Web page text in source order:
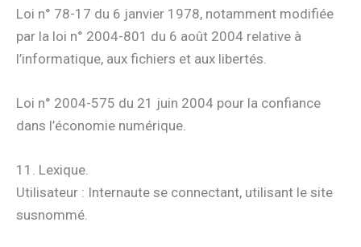
Loi n° 78-17 du 6 janvier 1978, notamment modifiée
par la loi n° 2004-801 du 6 août 2004 relative à
l’informatique, aux fichiers et aux libertés.
Loi n° 2004-575 du 21 juin 2004 pour la confiance
dans l’économie numérique.
11. Lexique.
Utilisateur : Internaute se connectant, utilisant le site
susnommé.